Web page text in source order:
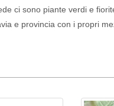
ci sono piante verdi e
e provincia con i propri